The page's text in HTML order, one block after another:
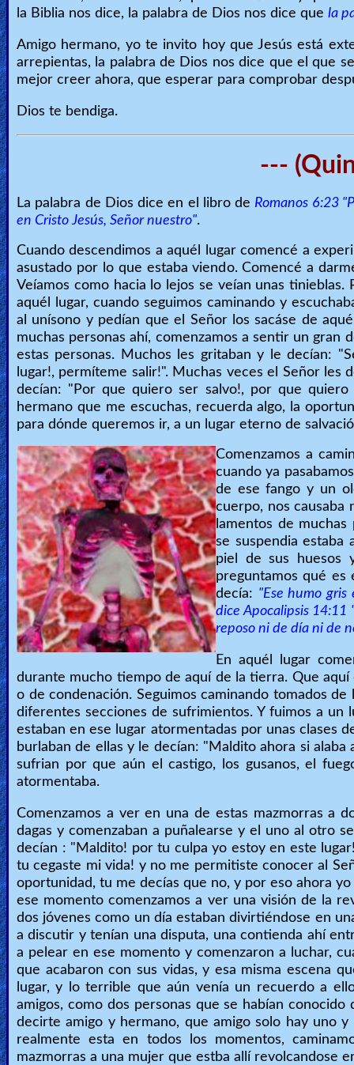
la Biblia nos dice, la palabra de Dios nos dice que la
Amigo hermano, yo te invito hoy que Jesús está
arrepientas, la palabra de Dios nos dice que el que
mejor creer ahora, que esperar para comprobar
Dios te bendiga.
---
La palabra de Dios dice en el libro de Romanos 6:23
en Cristo Jesús, Señor nuestro".
Cuando descendimos a aquél lugar comencé a
asustado por lo que estaba viendo. Comencé a
Veíamos como hacia lo lejos se veían unas
aquél lugar, cuando seguimos caminando y
al unísono y pedían que el Señor los sacáse de
muchas personas ahí, comenzamos a sentir un gran
estas personas. Muchos les gritaban y le decían:
lugar!, permíteme salir!". Muchas veces el Señor les
decían: "Por que quiero ser salvo!, por que
hermano que me escuchas, recuerda algo, la
para dónde queremos ir, a un lugar eterno de
Comenzamos a
cuando ya
de ese fango y un
cuerpo, nos causaba
lamentos de
se suspendia estaba
piel de sus huesos
preguntamos qué es
decía: "Ese humo
dice Apocalipsis 14:11
reposo ni de día ni de
En aquél lugar
durante mucho tiempo de aquí de la tierra. Que
o de condenación. Seguimos caminando tomados
diferentes secciones de sufrimientos. Y fuimos a un
estaban en ese lugar atormentadas por unas clases
burlaban de ellas y le decían: "Maldito ahora si
sufrian por que aún el castigo, los gusanos, el
atormentaba.
Comenzamos a ver en una de estas mazmorras a
dagas y comenzaban a puñalearse y el uno al otro
decían : "Maldito! por tu culpa yo estoy en este
tu cegaste mi vida! y no me permitiste conocer al
oportunidad, tu me decías que no, y por eso ahora
ese momento comenzamos a ver una visión de la
dos jóvenes como un día estaban divirtiéndose en
a discutir y tenían una disputa, una contienda ahí
a pelear en ese momento y comenzaron a luchar,
que acabaron con sus vidas, y esa misma escena
lugar, y lo terrible que aún venía un recuerdo a
amigos, como dos personas que se habían
decirte amigo y hermano, que amigo solo hay uno
realmente esta en todos los momentos,
mazmorras a una mujer que estba allí revolcandose